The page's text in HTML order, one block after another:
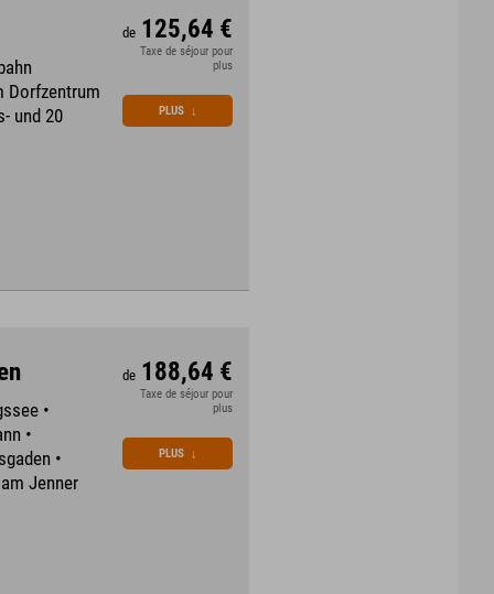
Dorfzentrum
und 20
de 125,64 €
Taxe de séjour pour
plus
PLUS ↓
•
•
•
Jenner
de 188,64 €
Taxe de séjour pour
plus
PLUS ↓